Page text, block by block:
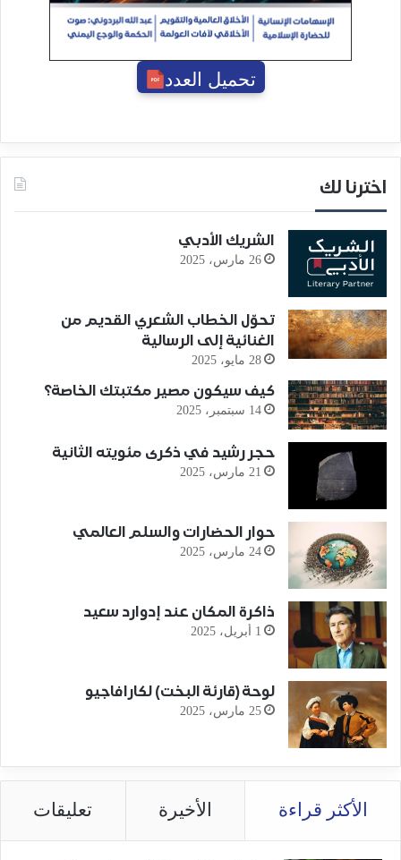
تحميل العدد
اخترنا لك
الشريك الأدبي
26 مارس، 2025
تحوّل الخطاب الشعري القديم من
الغنائية إلى الرسالية
28 مايو، 2025
كيف سيكون مصير مكتبتك الخاصة؟
14 سبتمبر، 2025
حجر رشيد في ذكرى مئويته الثانية
21 مارس، 2025
حوار الحضارات والسلم العالمي
24 مارس، 2025
ذاكرة المكان عند إدوارد سعيد
1 أبريل، 2025
لوحة (قارئة البخت) لكارافاجيو
25 مارس، 2025
الأكثر قراءة الأخيرة تعليقات